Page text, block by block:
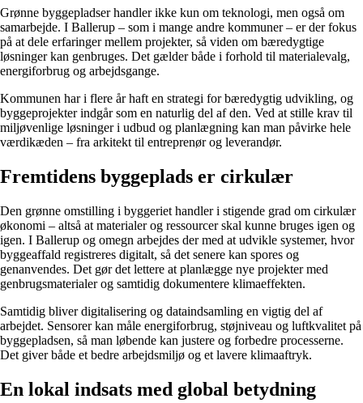
Grønne byggepladser handler ikke kun om teknologi, men også om
samarbejde. I Ballerup – som i mange andre kommuner – er der fokus
på at dele erfaringer mellem projekter, så viden om bæredygtige
løsninger kan genbruges. Det gælder både i forhold til materialevalg,
energiforbrug og arbejdsgange.
Kommunen har i flere år haft en strategi for bæredygtig udvikling, og
byggeprojekter indgår som en naturlig del af den. Ved at stille krav til
miljøvenlige løsninger i udbud og planlægning kan man påvirke hele
værdikæden – fra arkitekt til entreprenør og leverandør.
Fremtidens byggeplads er cirkulær
Den grønne omstilling i byggeriet handler i stigende grad om cirkulær
økonomi – altså at materialer og ressourcer skal kunne bruges igen og
igen. I Ballerup og omegn arbejdes der med at udvikle systemer, hvor
byggeaffald registreres digitalt, så det senere kan spores og
genanvendes. Det gør det lettere at planlægge nye projekter med
genbrugsmaterialer og samtidig dokumentere klimaeffekten.
Samtidig bliver digitalisering og dataindsamling en vigtig del af
arbejdet. Sensorer kan måle energiforbrug, støjniveau og luftkvalitet på
byggepladsen, så man løbende kan justere og forbedre processerne.
Det giver både et bedre arbejdsmiljø og et lavere klimaaftryk.
En lokal indsats med global betydning